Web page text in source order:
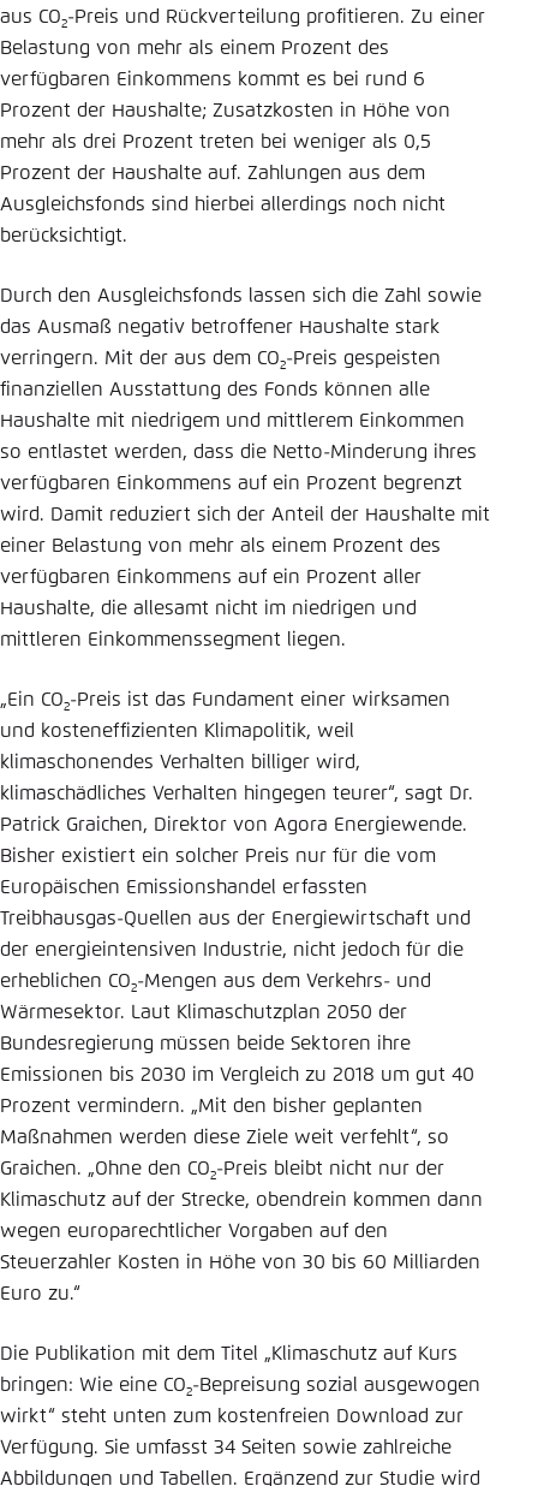
aus CO2-Preis und Rückverteilung profitieren. Zu einer
Belastung von mehr als einem Prozent des
verfügbaren Einkommens kommt es bei rund 6
Prozent der Haushalte; Zusatzkosten in Höhe von
mehr als drei Prozent treten bei weniger als 0,5
Prozent der Haushalte auf. Zahlungen aus dem
Ausgleichsfonds sind hierbei allerdings noch nicht
berücksichtigt.
Durch den Ausgleichsfonds lassen sich die Zahl sowie
das Ausmaß negativ betroffener Haushalte stark
verringern. Mit der aus dem CO2-Preis gespeisten
finanziellen Ausstattung des Fonds können alle
Haushalte mit niedrigem und mittlerem Einkommen
so entlastet werden, dass die Netto-Minderung ihres
verfügbaren Einkommens auf ein Prozent begrenzt
wird. Damit reduziert sich der Anteil der Haushalte mit
einer Belastung von mehr als einem Prozent des
verfügbaren Einkommens auf ein Prozent aller
Haushalte, die allesamt nicht im niedrigen und
mittleren Einkommenssegment liegen.
„Ein CO2-Preis ist das Fundament einer wirksamen
und kosteneffizienten Klimapolitik, weil
klimaschonendes Verhalten billiger wird,
klimaschädliches Verhalten hingegen teurer“, sagt Dr.
Patrick Graichen, Direktor von Agora Energiewende.
Bisher existiert ein solcher Preis nur für die vom
Europäischen Emissionshandel erfassten
Treibhausgas-Quellen aus der Energiewirtschaft und
der energieintensiven Industrie, nicht jedoch für die
erheblichen CO2-Mengen aus dem Verkehrs- und
Wärmesektor. Laut Klimaschutzplan 2050 der
Bundesregierung müssen beide Sektoren ihre
Emissionen bis 2030 im Vergleich zu 2018 um gut 40
Prozent vermindern. „Mit den bisher geplanten
Maßnahmen werden diese Ziele weit verfehlt“, so
Graichen. „Ohne den CO2-Preis bleibt nicht nur der
Klimaschutz auf der Strecke, obendrein kommen dann
wegen europarechtlicher Vorgaben auf den
Steuerzahler Kosten in Höhe von 30 bis 60 Milliarden
Euro zu.“
Die Publikation mit dem Titel „Klimaschutz auf Kurs
bringen: Wie eine CO2-Bepreisung sozial ausgewogen
wirkt“ steht unten zum kostenfreien Download zur
Verfügung. Sie umfasst 34 Seiten sowie zahlreiche
Abbildungen und Tabellen. Ergänzend zur Studie wird